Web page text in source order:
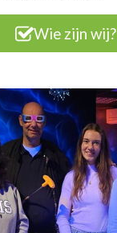
Wie zijn wij?